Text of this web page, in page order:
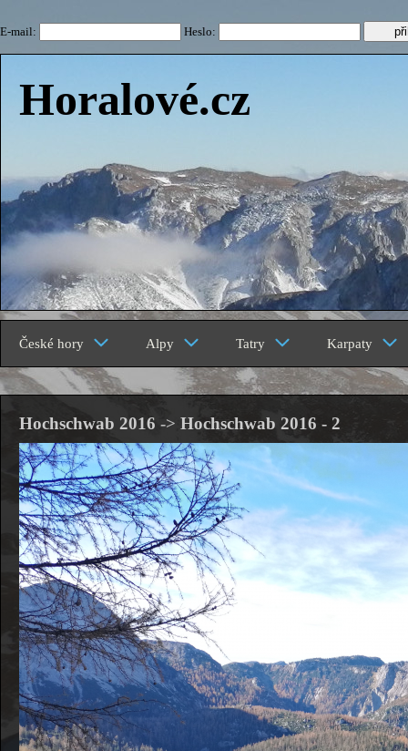
E-mail: Heslo:
Horalové.cz
České hory Alpy Tatry Karpaty
Hochschwab 2016 -> Hochschwab 2016 - 2